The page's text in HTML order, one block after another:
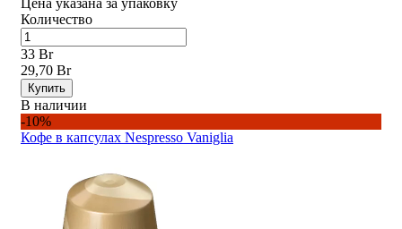
Количество
33 Br
29,70 Br
Купить
В наличии
-10%
Кофе в капсулах Nespresso Vaniglia